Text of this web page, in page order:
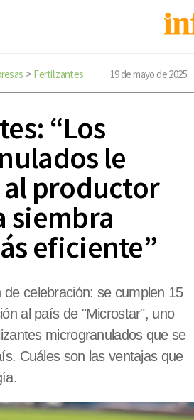
> Fertilizantes 19 de mayo de 2025
“Los
le
productor
siembra
eficiente”
celebración: se cumplen 15
al país de "Microstar", uno
microgranulados que se
Cuáles son las ventajas que